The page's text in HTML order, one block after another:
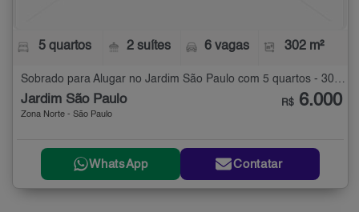
5 quartos 2 suítes 6 vagas 302 m²
Sobrado para Alugar no Jardim São Paulo com 5 quartos - 302 m²
Jardim São Paulo
Zona Norte - São Paulo
R$ 6.000
WhatsApp Contatar